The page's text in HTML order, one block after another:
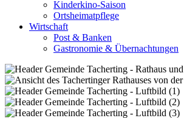
Kinderkino-Saison
Ortsheimatpflege
Wirtschaft
Post & Banken
Gastronomie & Übernachtungen